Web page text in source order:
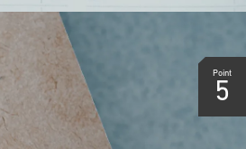
Point
5